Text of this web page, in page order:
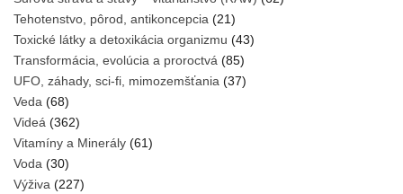
Tehotenstvo, pôrod, antikoncepcia (21)
Toxické látky a detoxikácia organizmu (43)
Transformácia, evolúcia a proroctvá (85)
UFO, záhady, sci-fi, mimozemšťania (37)
Veda (68)
Videá (362)
Vitamíny a Minerály (61)
Voda (30)
Výživa (227)